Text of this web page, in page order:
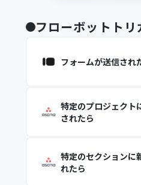
フローボットトリ
フォームが送信され
特定のプロジェクト
されたら
特定のセクションに
れたら